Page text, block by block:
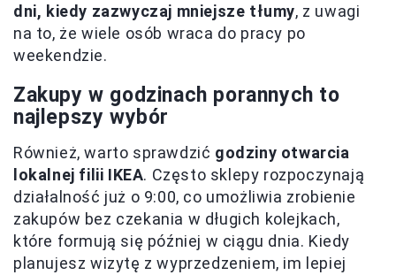
dni, kiedy zazwyczaj mniejsze tłumy, z uwagi
na to, że wiele osób wraca do pracy po
weekendzie.
Zakupy w godzinach porannych to
najlepszy wybór
Również, warto sprawdzić godziny otwarcia
lokalnej filii IKEA. Często sklepy rozpoczynają
działalność już o 9:00, co umożliwia zrobienie
zakupów bez czekania w długich kolejkach,
które formują się później w ciągu dnia. Kiedy
planujesz wizytę z wyprzedzeniem, im lepiej